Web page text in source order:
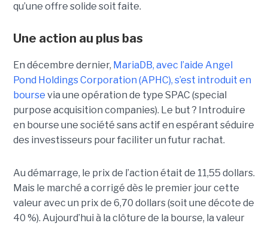
qu’une offre solide soit faite.
Une action au plus bas
En décembre dernier, MariaDB, avec l’aide Angel
Pond Holdings Corporation (APHC), s’est introduit en
bourse via une opération de type SPAC (special
purpose acquisition companies). Le but ? Introduire
en bourse une société sans actif en espérant séduire
des investisseurs pour faciliter un futur rachat.
Au démarrage, le prix de l’action était de 11,55 dollars.
Mais le marché a corrigé dès le premier jour cette
valeur avec un prix de 6,70 dollars (soit une décote de
40 %). Aujourd’hui à la clôture de la bourse, la valeur